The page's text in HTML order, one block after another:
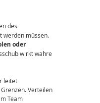
des
werden müssen.
oder
wirkt wahre
leitet
Verteilen
Team